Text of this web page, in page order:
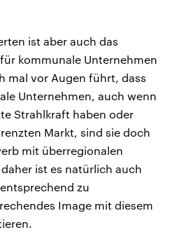
ist aber auch das
kommunale Unternehmen
mal vor Augen führt, dass
Unternehmen, auch wenn
Strahlkraft haben oder
Markt, sind sie doch
mit überregionalen
ist es natürlich auch
zu
Image mit diesem